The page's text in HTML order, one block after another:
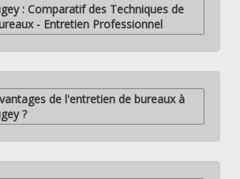
: Comparatif des Techniques de
- Entretien Professionnel
de l'entretien de bureaux à
?